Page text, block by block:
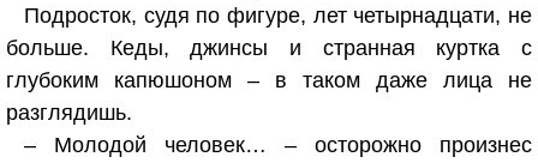
Подросток, судя по фигуре, лет четырнадцати, не
больше. Кеды, джинсы и странная куртка с
глубоким капюшоном – в таком даже лица не
разглядишь.
– Молодой человек… – осторожно произнес